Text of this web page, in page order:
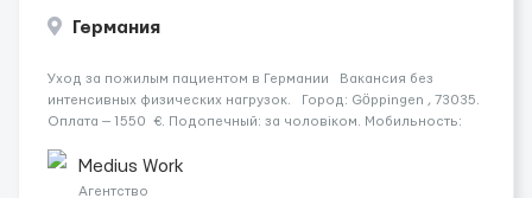
Германия
Уход за пожилым пациентом в Германии Вакансия без
интенсивных физических нагрузок. Город: Göppingen , 73035.
Оплата — 1550 €. Подопечный: за чоловіком. Мобильность:
деменції. Ночной уход: ...
Medius Work
Агентство